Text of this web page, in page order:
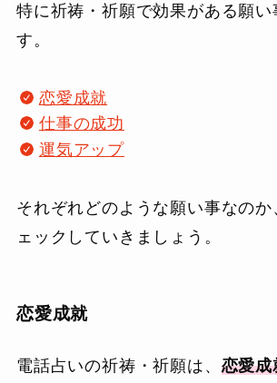
特に祈祷・祈願で効果がある願
す。
恋愛成就
仕事の成功
運気アップ
それぞれどのような願い事なのか
ェックしていきましょう。
恋愛成就
電話占いの祈祷・祈願は、 恋愛成